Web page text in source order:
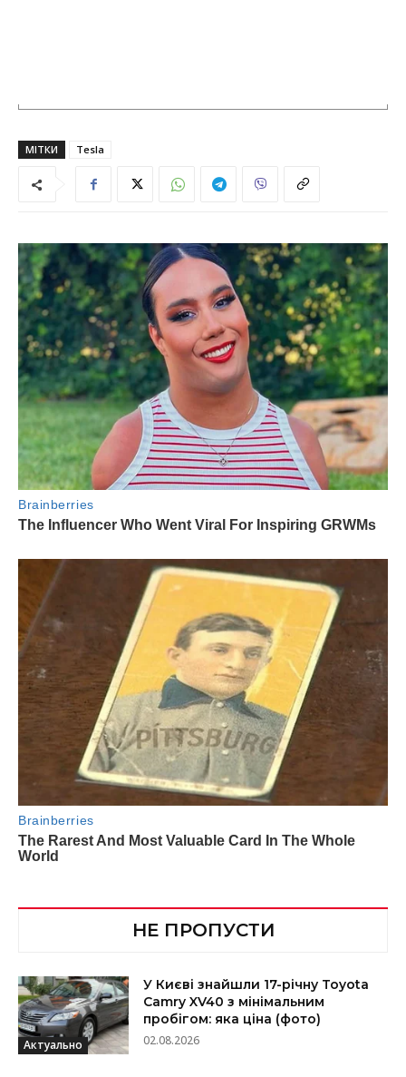
МІТКИ Tesla
НЕ ПРОПУСТИ
Актуально
У Києві знайшли 17-річну Toyota
Camry XV40 з мінімальним
пробігом: яка ціна (фото)
02.08.2026